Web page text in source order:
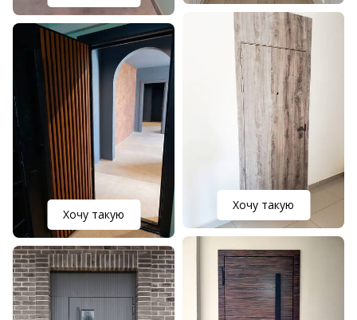
Хочу такую
Хочу такую